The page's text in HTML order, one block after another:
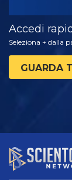
Accedi
Seleziona + dalla
GUARDA